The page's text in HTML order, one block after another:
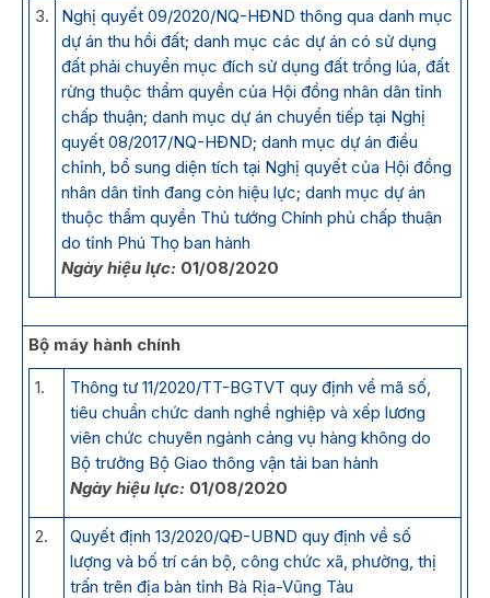
3.
Nghị quyết 09/2020/NQ-HĐND thông qua danh mục
dự án thu hồi đất; danh mục các dự án có sử dụng
đất phải chuyển mục đích sử dụng đất trồng lúa, đất
rừng thuộc thẩm quyền của Hội đồng nhân dân tỉnh
chấp thuận; danh mục dự án chuyển tiếp tại Nghị
quyết 08/2017/NQ-HĐND; danh mục dự án điều
chỉnh, bổ sung diện tích tại Nghị quyết của Hội đồng
nhân dân tỉnh đang còn hiệu lực; danh mục dự án
thuộc thẩm quyền Thủ tướng Chính phủ chấp thuận
do tỉnh Phú Thọ ban hành
Ngày hiệu lực: 01/08/2020
Bộ máy hành chính
1.
Thông tư 11/2020/TT-BGTVT quy định về mã số,
tiêu chuẩn chức danh nghề nghiệp và xếp lương
viên chức chuyên ngành cảng vụ hàng không do
Bộ trưởng Bộ Giao thông vận tải ban hành
Ngày hiệu lực: 01/08/2020
2.
Quyết định 13/2020/QĐ-UBND quy định về số
lượng và bố trí cán bộ, công chức xã, phường, thị
trấn trên địa bàn tỉnh Bà Rịa-Vũng Tàu